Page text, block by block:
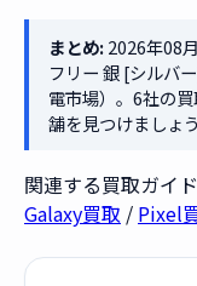
まとめ:2026年08
フリー 銀 [シルバ
電市場）。6社の
舗を見つけましょう
関連する買取ガイ
Galaxy買取 / Pixel